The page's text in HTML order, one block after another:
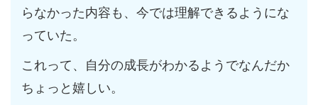
らなかった内容も、今では理解できるようにな
っていた。
これって、自分の成長がわかるようでなんだか
ちょっと嬉しい。